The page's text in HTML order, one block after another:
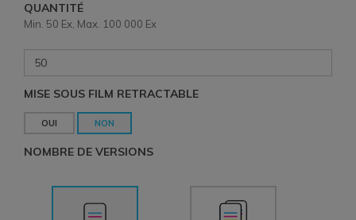
QUANTITÉ
Min. 50 Ex, Max. 100 000 Ex
MISE SOUS FILM RETRACTABLE
OUI NON
NOMBRE DE VERSIONS